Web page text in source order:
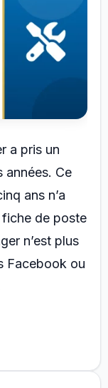
a pris un
années. Ce
ans n’a
de poste
n’est plus
Facebook ou